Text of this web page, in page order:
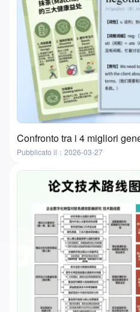
Pubblicato il：2026-03-27